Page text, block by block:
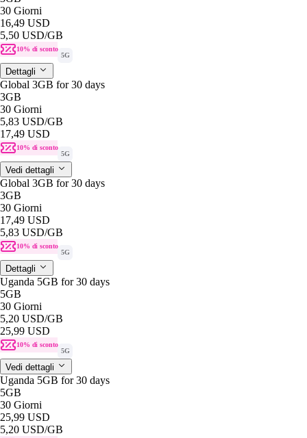
30 Giorni
16,49 USD
5,50 USD/GB
10% di sconto
5G
Dettagli
Global 3GB for 30 days
3GB
30 Giorni
5,83 USD/GB
17,49 USD
10% di sconto
5G
Vedi dettagli
Global 3GB for 30 days
3GB
30 Giorni
17,49 USD
5,83 USD/GB
10% di sconto
5G
Dettagli
Uganda 5GB for 30 days
5GB
30 Giorni
5,20 USD/GB
25,99 USD
10% di sconto
5G
Vedi dettagli
Uganda 5GB for 30 days
5GB
30 Giorni
25,99 USD
5,20 USD/GB